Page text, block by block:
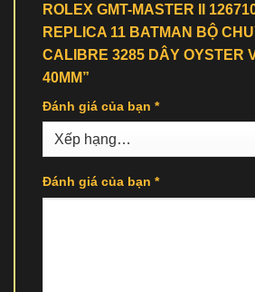
ROLEX GMT-MASTER II
REPLICA 11 BATMAN BỘ
CALIBRE 3285 DÂY OYSTER
40MM”
Đánh giá của bạn *
Đánh giá của bạn *